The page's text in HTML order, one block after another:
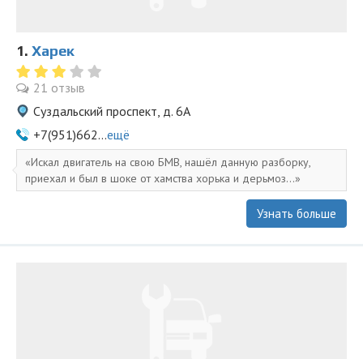
1. Харек
21 отзыв
Суздальский проспект, д. 6А
+7(951)662...ещё
Искал двигатель на свою БМВ, нашёл данную разборку,
приехал и был в шоке от хамства хорька и дерьмоз...
Узнать больше